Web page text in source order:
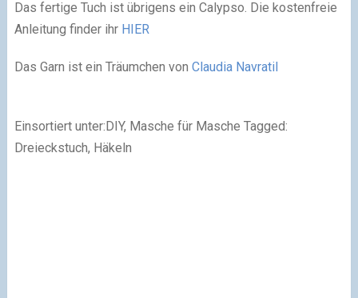
Das fertige Tuch ist übrigens ein Calypso. Die kostenfreie
Anleitung finder ihr HIER
Das Garn ist ein Träumchen von Claudia Navratil
Einsortiert unter:DIY, Masche für Masche Tagged:
Dreieckstuch, Häkeln